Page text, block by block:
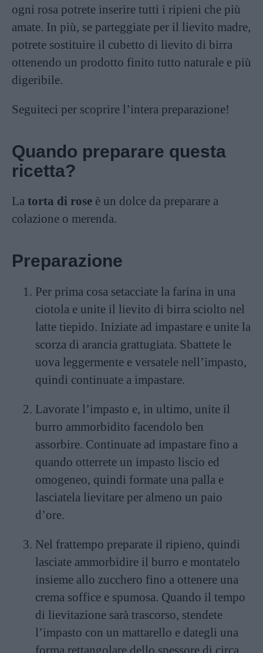
ogni rosa potrete inserire tutti i ripieni che più
amate. In più, se parteggiate per il lievito madre,
potrete sostituire il cubetto di lievito di birra
ottenendo un prodotto finito tutto naturale e più
digeribile.
Seguiteci per scoprire l’intera preparazione!
Quando preparare questa
ricetta?
La torta di rose è un dolce da preparare a
colazione o merenda.
Preparazione
Per prima cosa setacciate la farina in una
ciotola e unite il lievito di birra sciolto nel
latte tiepido. Iniziate ad impastare e unite la
scorza di arancia grattugiata. Sbattete le
uova leggermente e versatele nell’impasto,
quindi continuate a impastare.
Lavorate l’impasto e, in ultimo, unite il
burro ammorbidito facendolo ben
assorbire. Continuate ad impastare fino a
quando otterrete un impasto liscio ed
omogeneo, quindi formate una palla e
lasciatela lievitare per almeno un paio
d’ore.
Nel frattempo preparate il ripieno, quindi
lasciate ammorbidire il burro e montatelo
insieme allo zucchero fino a ottenere una
crema soffice e spumosa. Quando il tempo
di lievitazione sarà trascorso, stendete
l’impasto con un mattarello e dategli una
forma rettangolare dello spessore di circa